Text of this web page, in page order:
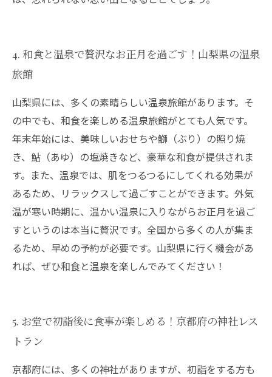
4. 和食と温泉で贅沢なお正月を過ごす！山梨県の温泉
旅館
山梨県には、多くの素晴らしい温泉旅館があります。そ
の中でも、和食を楽しめる温泉旅館がとても人気です。
年末年始には、美味しいおせちや鰤（ぶり）の照り焼
き、鮎（あゆ）の塩焼きなど、豪華な和食が提供されま
す。また、温泉では、肌をつるつるにしてくれる効果が
あるため、リラックスして過ごすことができます。外気
温が寒い時期に、温かい温泉に入りながらお正月を過ご
すというのは本当に贅沢です。全国から多くの人が集ま
るため、早めの予約が必要です。山梨県に行く機会があ
れば、ぜひ和食と温泉を楽しんでみてください！
5. お堂で初詣後に食事が楽しめる！京都府の神社レス
トラン
京都府には、多くの神社がありますが、初詣をする方も